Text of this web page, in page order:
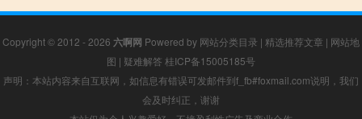
Copyright © 2012 - 2026 六啊网 Powered by 网站分类目录 | 精选推荐文章 | 网站地
图 | 疑难解答 桂ICP备15005185号
声明：本站内容来自互联网，如信息有错误可发邮件到f_fb#foxmail.com说明，我们
会及时纠正，谢谢